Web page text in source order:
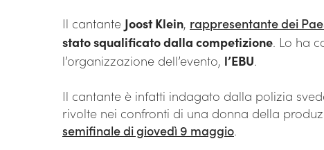
Il cantante Joost Klein, rappresentante dei
stato squalificato dalla competizione. Lo ha
l’organizzazione dell’evento, l’EBU.
Il cantante è infatti indagato dalla polizia
rivolte nei confronti di una donna della
semifinale di giovedì 9 maggio.